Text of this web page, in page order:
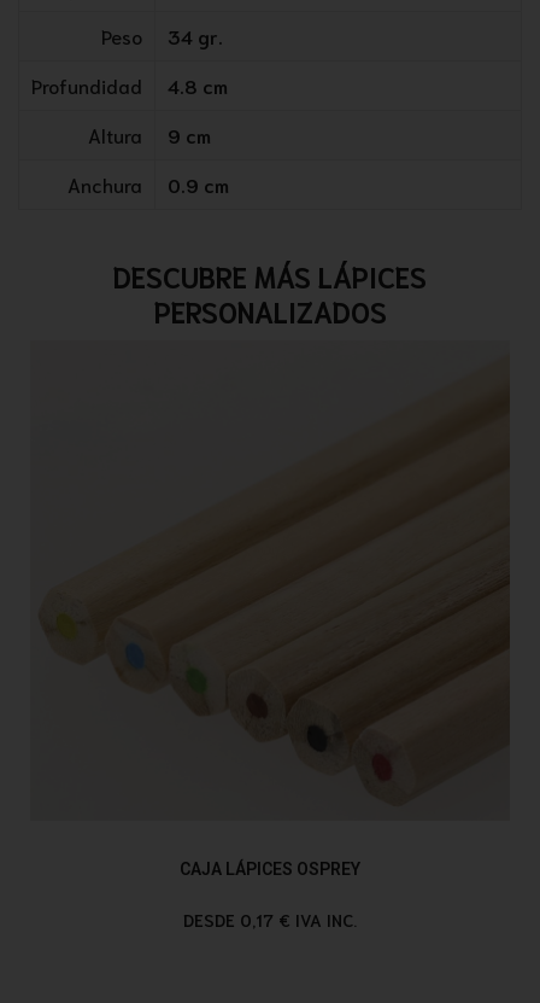
Peso
34 gr.
Profundidad
4.8 cm
Altura
9 cm
Anchura
0.9 cm
DESCUBRE MÁS LÁPICES
PERSONALIZADOS
CAJA LÁPICES OSPREY
DESDE 0,17 € IVA INC.